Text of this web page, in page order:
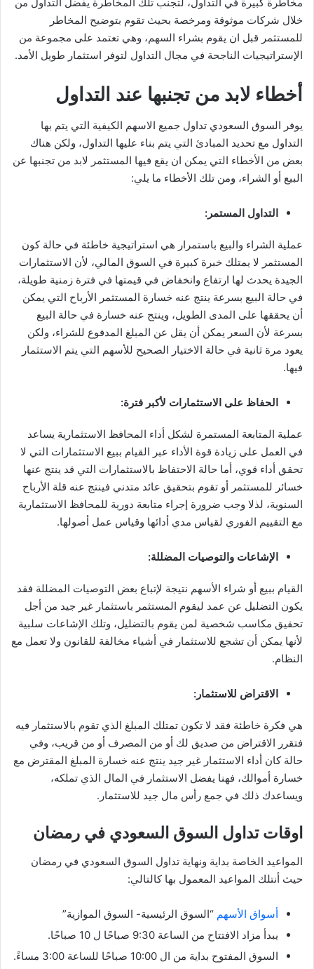
خلال شركات موثوقة ومرخصة بحيث تقوم بتوضيح المخاطر
للمستثمر قبل ان يقوم بشراء السهم، وهي تعتمد على مجموعة من
الإستراتيجيات الناجحة في مجال التداول لتوفر استثمار طويل الأمد.
أخطاء لابد من تجنبها عند التداول
يوفر السوق السعودي تداول جميع الاسهم الكيفية التي يتم بها
التداول مع تحديد المبادئ التي يتم بناء عليها التداول، ولكن هناك
بعض من الأخطاء التي يمكن ان يقع فيها المستثمر لابد من تجنبها عن
البيع أو الشراء، ومن تلك الأخطاء ما يلي:
التداول المستمر:
عملية الشراء والبيع باستمرار هي استراتيجية خاطئة في حالة كون
المستثمر لا يمتلك خبرة كبيرة في السوق المالي، لأن الاستثمارات
الجيدة يحدث لها ارتفاع وانخفاض في قيمتها في فترة زمنية طويلة،
في حالة البيع بسرعة ينتج عنه خسارة المستثمر الأرباح التي يمكن
أن يحققها على المدى الطويل، وينتج عنه خسارة في حالة البيع
بسرعة لأن السعر يمكن أن يقل عن المبلغ المدفوع للشراء، ولكن
يعود مرة ثانية في حالة الاختيار الصحيح للأسهم التي يتم الاستثمار
فيها.
الحفاظ على الاستثمارات لأكبر فترة:
عملية المتابعة المستمرة لشكل أداء المحافظ الاستثمارية يساعد
في العمل على زيادة قوة الأداء عبر القيام ببيع الاستثمارات التي لا
تحقق أداء قوي، أما حالة الاحتفاظ بالاستثمارات التي قد ينتج عنها
خسائر للمستثمر أو تقوم بتحقيق عائد متدني فينتج عنه قلة الأرباح
السنوية، لذلا وجب ضرورة إجراء متابعة دورية للمحافظ الاستثمارية
مع التقييم الفوري لقياس مدي أدائها وقياس عمل أصولها.
الإشاعات والتوصيات المضللة:
القيام ببيع أو شراء الأسهم نتيجة لإتباع بعض التوصيات المضللة فقد
يكون التضليل عن عمد ليقوم المستثمر باستثمار غير جيد من أجل
تحقيق مكاسب شخصية لمن يقوم بالتضليل، وتلك الإشاعات سلبية
لأنها يمكن أن تشجع للاستثمار في أشياء مخالفة للقانون ولا تعمل مع
النظام.
الاقتراض للاستثمار:
هي فكرة خاطئة فقد لا تكون تمتلك المبلغ الذي تقوم بالاستثمار فيه
فتقرر الاقتراض من صديق لك أو من المصرف أو من قريب، وفي
حالة كان أداء الاستثمار غير جيد ينتج عنه خسارة المبلغ المقترض مع
خسارة أموالك، فهنا يفضل الاستثمار في المال الذي تملكه،
ويساعدك ذلك في جمع رأس مال جيد للاستثمار.
اوقات تداول السوق السعودي في رمضان
المواعيد الخاصة بداية ونهاية تداول السوق السعودي في رمضان
حيث أنتلك المواعيد المعمول بها كالتالي:
أسواق الأسهم “السوق الرئيسية- السوق الموازية”
يبدأ مزاد الافتتاح من الساعة 9:30 صباحًا ل 10 صباحًا.
السوق المفتوح بداية من ال 10:00 صباحًا للساعة 3:00 مساءً.